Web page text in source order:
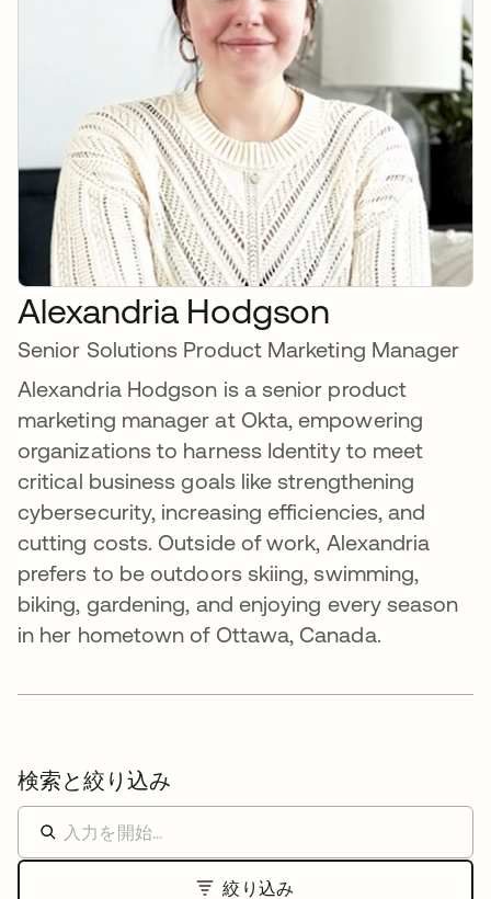
Alexandria Hodgson
Senior Solutions Product Marketing Manager
Alexandria Hodgson is a senior product
marketing manager at Okta, empowering
organizations to harness Identity to meet
critical business goals like strengthening
cybersecurity, increasing efficiencies, and
cutting costs. Outside of work, Alexandria
prefers to be outdoors skiing, swimming,
biking, gardening, and enjoying every season
in her hometown of Ottawa, Canada.
検索と絞り込み
絞り込み